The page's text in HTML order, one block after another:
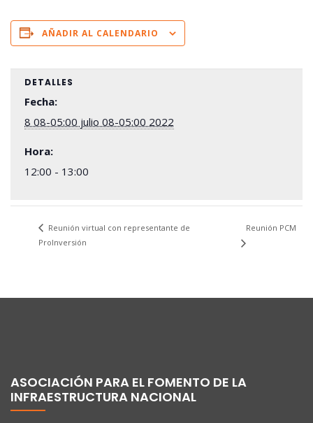
AÑADIR AL CALENDARIO
DETALLES
Fecha:
8 08-05:00 julio 08-05:00 2022
Hora:
12:00 - 13:00
Reunión virtual con representante de
ProInversión
Reunión PCM
ASOCIACIÓN PARA EL FOMENTO DE LA
INFRAESTRUCTURA NACIONAL